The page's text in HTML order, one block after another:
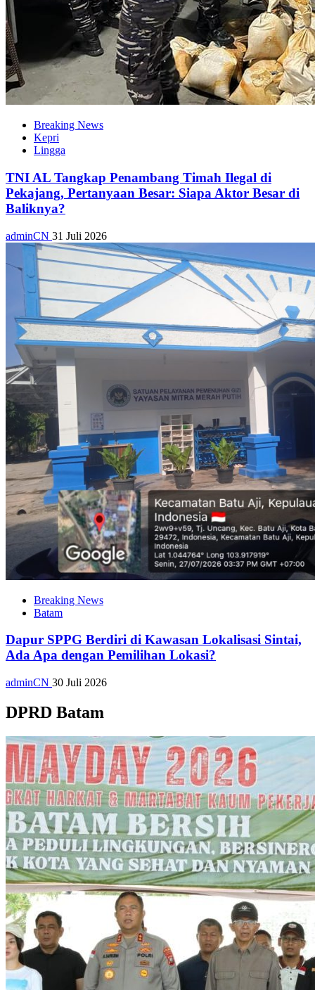
Breaking News
Kepri
Lingga
TNI AL Tangkap Penambang Timah Ilegal di
Pekajang, Pertanyaan Besar: Siapa Aktor Besar di
Baliknya?
adminCN 31 Juli 2026
Breaking News
Batam
Dapur SPPG Berdiri di Kawasan Lokalisasi Sintai,
Ada Apa dengan Pemilihan Lokasi?
adminCN 30 Juli 2026
DPRD Batam